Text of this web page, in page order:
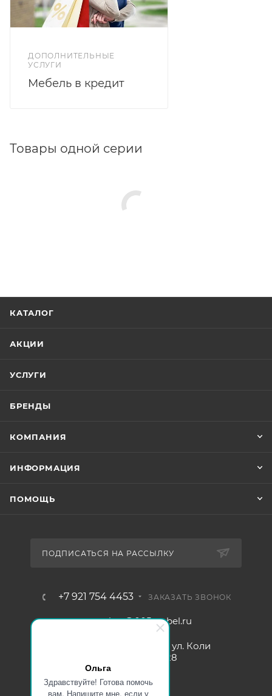
Ольга
Здравствуйте! Готова помочь
вам. Напишите мне, если у
ДОПОЛНИТЕЛЬНЫЕ
УСЛУГИ
Мебель в кредит
Товары одной серии
КАТАЛОГ
АКЦИИ
УСЛУГИ
БРЕНДЫ
КОМПАНИЯ
ИНФОРМАЦИЯ
ПОМОЩЬ
ПОДПИСАТЬСЯ НА РАССЫЛКУ
+7 921 754 4453 ЗАКАЗАТЬ ЗВОНОК
zakaz@005mebel.ru
г. Санкт-Петербург, ул. Коли
Томчака д. 28